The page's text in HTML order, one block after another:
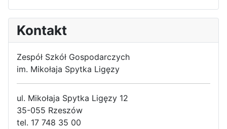
Kontakt
Zespół Szkół Gospodarczych
im. Mikołaja Spytka Ligęzy
ul. Mikołaja Spytka Ligęzy 12
35-055 Rzeszów
tel. 17 748 35 00